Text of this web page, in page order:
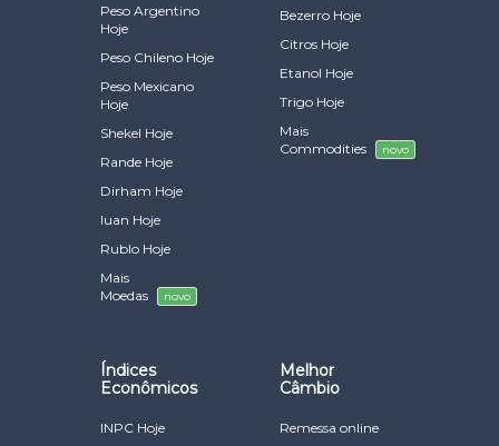
Peso Argentino
Hoje
Peso Chileno Hoje
Peso Mexicano
Hoje
Shekel Hoje
Rande Hoje
Dirham Hoje
Iuan Hoje
Rublo Hoje
Mais
Moedas
novo
Bezerro Hoje
Citros Hoje
Etanol Hoje
Trigo Hoje
Mais
Commodities
novo
Índices
Econômicos
INPC Hoje
Melhor
Câmbio
Remessa online